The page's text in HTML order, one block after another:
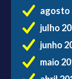
agosto
julho
junho
maio